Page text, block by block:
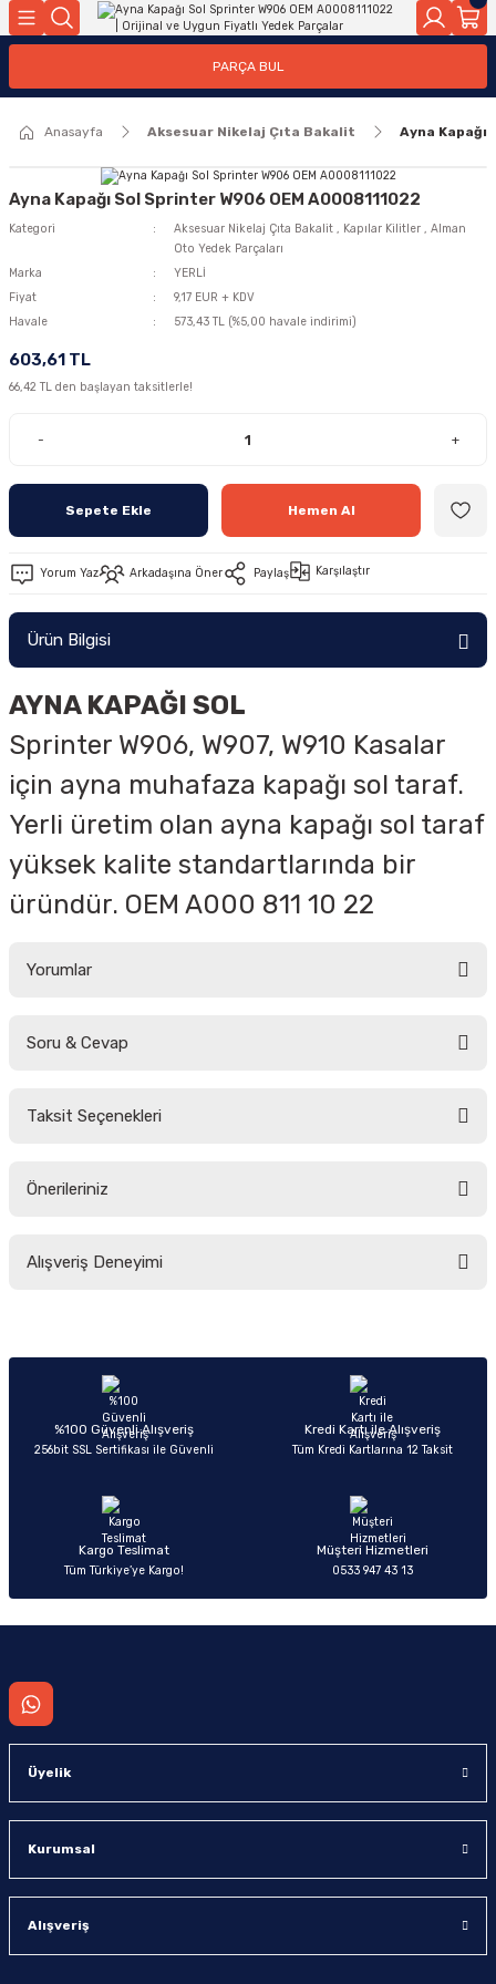
Geri Dön
Parçaları
Geri Dön
Geri Dön
Yakıt Pompası, Yakıt Hatları
Motor Elektrik
Ateşleme Buji Bobin Buji Kablosu
Alternatör Marş Motoru
Geri Dön
Geri Dön
Geri Dön
Kollar
Geri Dön
Sistemleri
Geri Dön
Ön Arka
Geri Dön
PARÇA BUL
Anasayfa Aksesuar Nikelaj Çıta Bakalit Ayna Kapağı
Ayna Kapağı Sol Sprinter W906 OEM A0008111022
Kategori Aksesuar Nikelaj Çıta Bakalit , Kapılar Kilitler , Alman
Oto Yedek Parçaları
Marka
YERLİ
Fiyat
9,17 EUR + KDV
Havale
573,43 TL (%5,00 havale indirimi)
603,61 TL
66,42 TL den başlayan taksitlerle!
- +
Sepete Ekle Hemen Al
Yorum Yaz Arkadaşına Öner Paylaş Karşılaştır
Ürün Bilgisi
AYNA KAPAĞI SOL
Sprinter W906, W907, W910 Kasalar
için ayna muhafaza kapağı sol taraf.
Yerli üretim olan ayna kapağı sol taraf
yüksek kalite standartlarında bir
üründür. OEM A000 811 10 22
Yorumlar
Soru & Cevap
Taksit Seçenekleri
Önerileriniz
yetersiz gördüğünüz noktaları öneri formunu kullanarak tarafımıza
Ürün açıklamasında eksik bilgiler bulunuyor.
Ürün bilgilerinde hatalar bulunuyor.
Ürün fiyatı diğer sitelerden daha pahalı.
Alışveriş Deneyimi
Sitemize ilk yorumu siz yapın!
%100 Güvenli Alışveriş
256bit SSL Sertifikası ile Güvenli
Kredi Kartı ile Alışveriş
Tüm Kredi Kartlarına 12 Taksit
Kargo Teslimat
Tüm Türkiye’ye Kargo!
Müşteri Hizmetleri
0533 947 43 13
Üyelik
Kurumsal
Alışveriş